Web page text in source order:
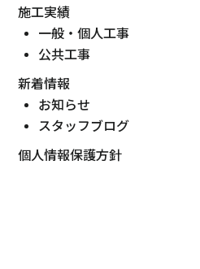
施工実績
一般・個人工事
公共工事
新着情報
お知らせ
スタッフブログ
個人情報保護方針